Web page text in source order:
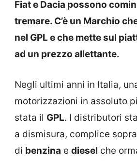
Fiat e Dacia possono
tremare. C’è un Marchio
nel GPL e che mette sul
ad un prezzo allettante.
Negli ultimi anni in Italia,
motorizzazioni in assoluto
stata il GPL. I distributori
a dismisura, complice
di benzina e diesel che